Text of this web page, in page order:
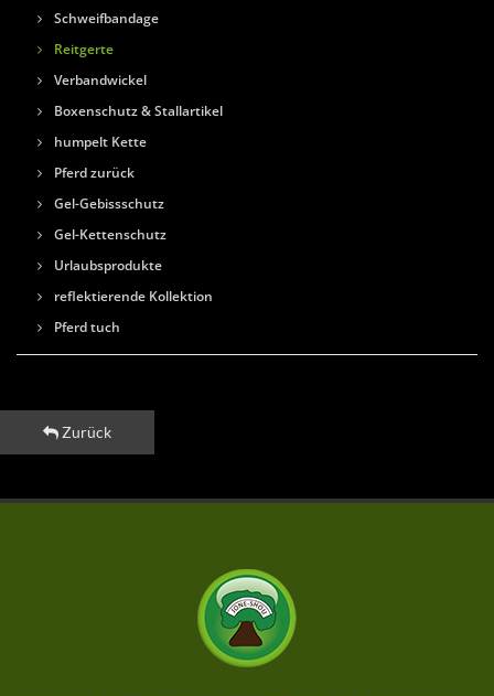
Schweifbandage
Reitgerte
Verbandwickel
Boxenschutz & Stallartikel
humpelt Kette
Pferd zurück
Gel-Gebissschutz
Gel-Kettenschutz
Urlaubsprodukte
reflektierende Kollektion
Pferd tuch
Zurück